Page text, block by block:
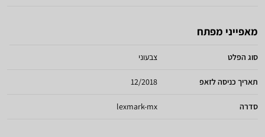
מאפייני מפתח
סוג הפלט צבעוני
תאריך כניסה לזאפ 12/2018
סדרה lexmark-mx